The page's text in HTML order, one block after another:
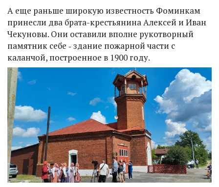
А еще раньше широкую известность Фоминкам
принесли два брата-крестьянина Алексей и Иван
Чекуновы. Они оставили вполне рукотворный
памятник себе ‑ здание пожарной части с
каланчой, построенное в 1900 году.